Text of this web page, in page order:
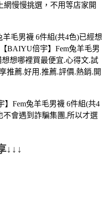
網慢慢挑選，不用等店家開
毛男襪 6件組(共4色)已經想
BAIYU倍宇】Fem兔羊毛男
想哪裡買最便宜.心得文.試
推薦.好用.推薦.評價.熱銷.開
Fem兔羊毛男襪 6件組(共4
不會遇到詐騙集團,所以才選
↓↓↓